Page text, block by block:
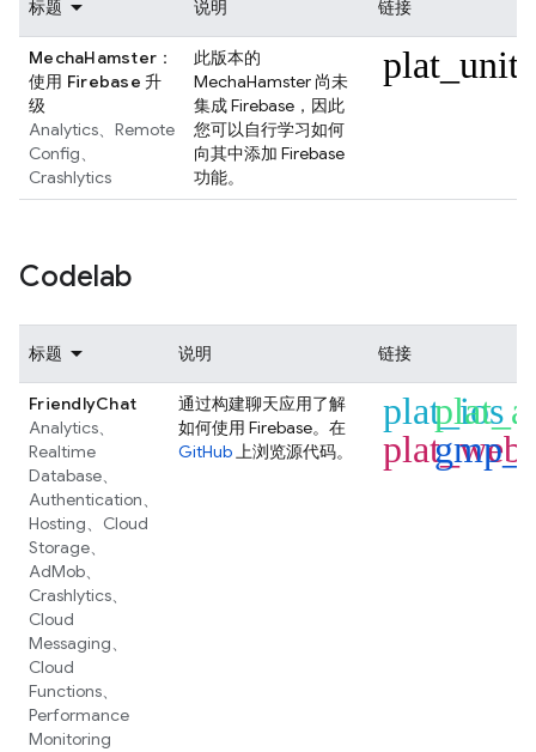
标题 说明 链接
MechaHamster：
使用 Firebase 升
级
Analytics、 Remote
Config、
Crashlytics
此版本的
MechaHamster 尚未
集成 Firebase，因此
您可以自行学习如何
向其中添加 Firebase
功能。
Codelab
标题 说明 链接
FriendlyChat
Analytics、
Realtime
Database、
Authentication、
Hosting、 Cloud
Storage、
AdMob、
Crashlytics、
Cloud
Messaging、
Cloud
Functions、
Performance
Monitoring
通过构建聊天应用了解
如何使用 Firebase。在
GitHub上浏览源代码。
plat_ios
plat_web